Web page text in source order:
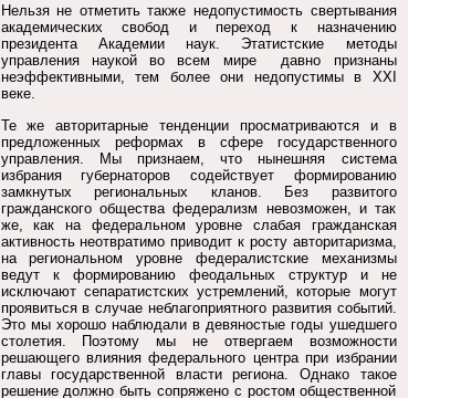
Нельзя не отметить также недопустимость свертывания
академических свобод и переход к назначению
президента Академии наук. Этатистские методы
управления наукой во всем мире давно признаны
неэффективными, тем более они недопустимы в ХХI
веке.
Те же авторитарные тенденции просматриваются и в
предложенных реформах в сфере государственного
управления. Мы признаем, что нынешняя система
избрания губернаторов содействует формированию
замкнутых региональных кланов. Без развитого
гражданского общества федерализм невозможен, и так
же, как на федеральном уровне слабая гражданская
активность неотвратимо приводит к росту авторитаризма,
на региональном уровне федералистские механизмы
ведут к формированию феодальных структур и не
исключают сепаратистских устремлений, которые могут
проявиться в случае неблагоприятного развития событий.
Это мы хорошо наблюдали в девяностые годы ушедшего
столетия. Поэтому мы не отвергаем возможности
решающего влияния федерального центра при избрании
главы государственной власти региона. Однако такое
решение должно быть сопряжено с ростом общественной